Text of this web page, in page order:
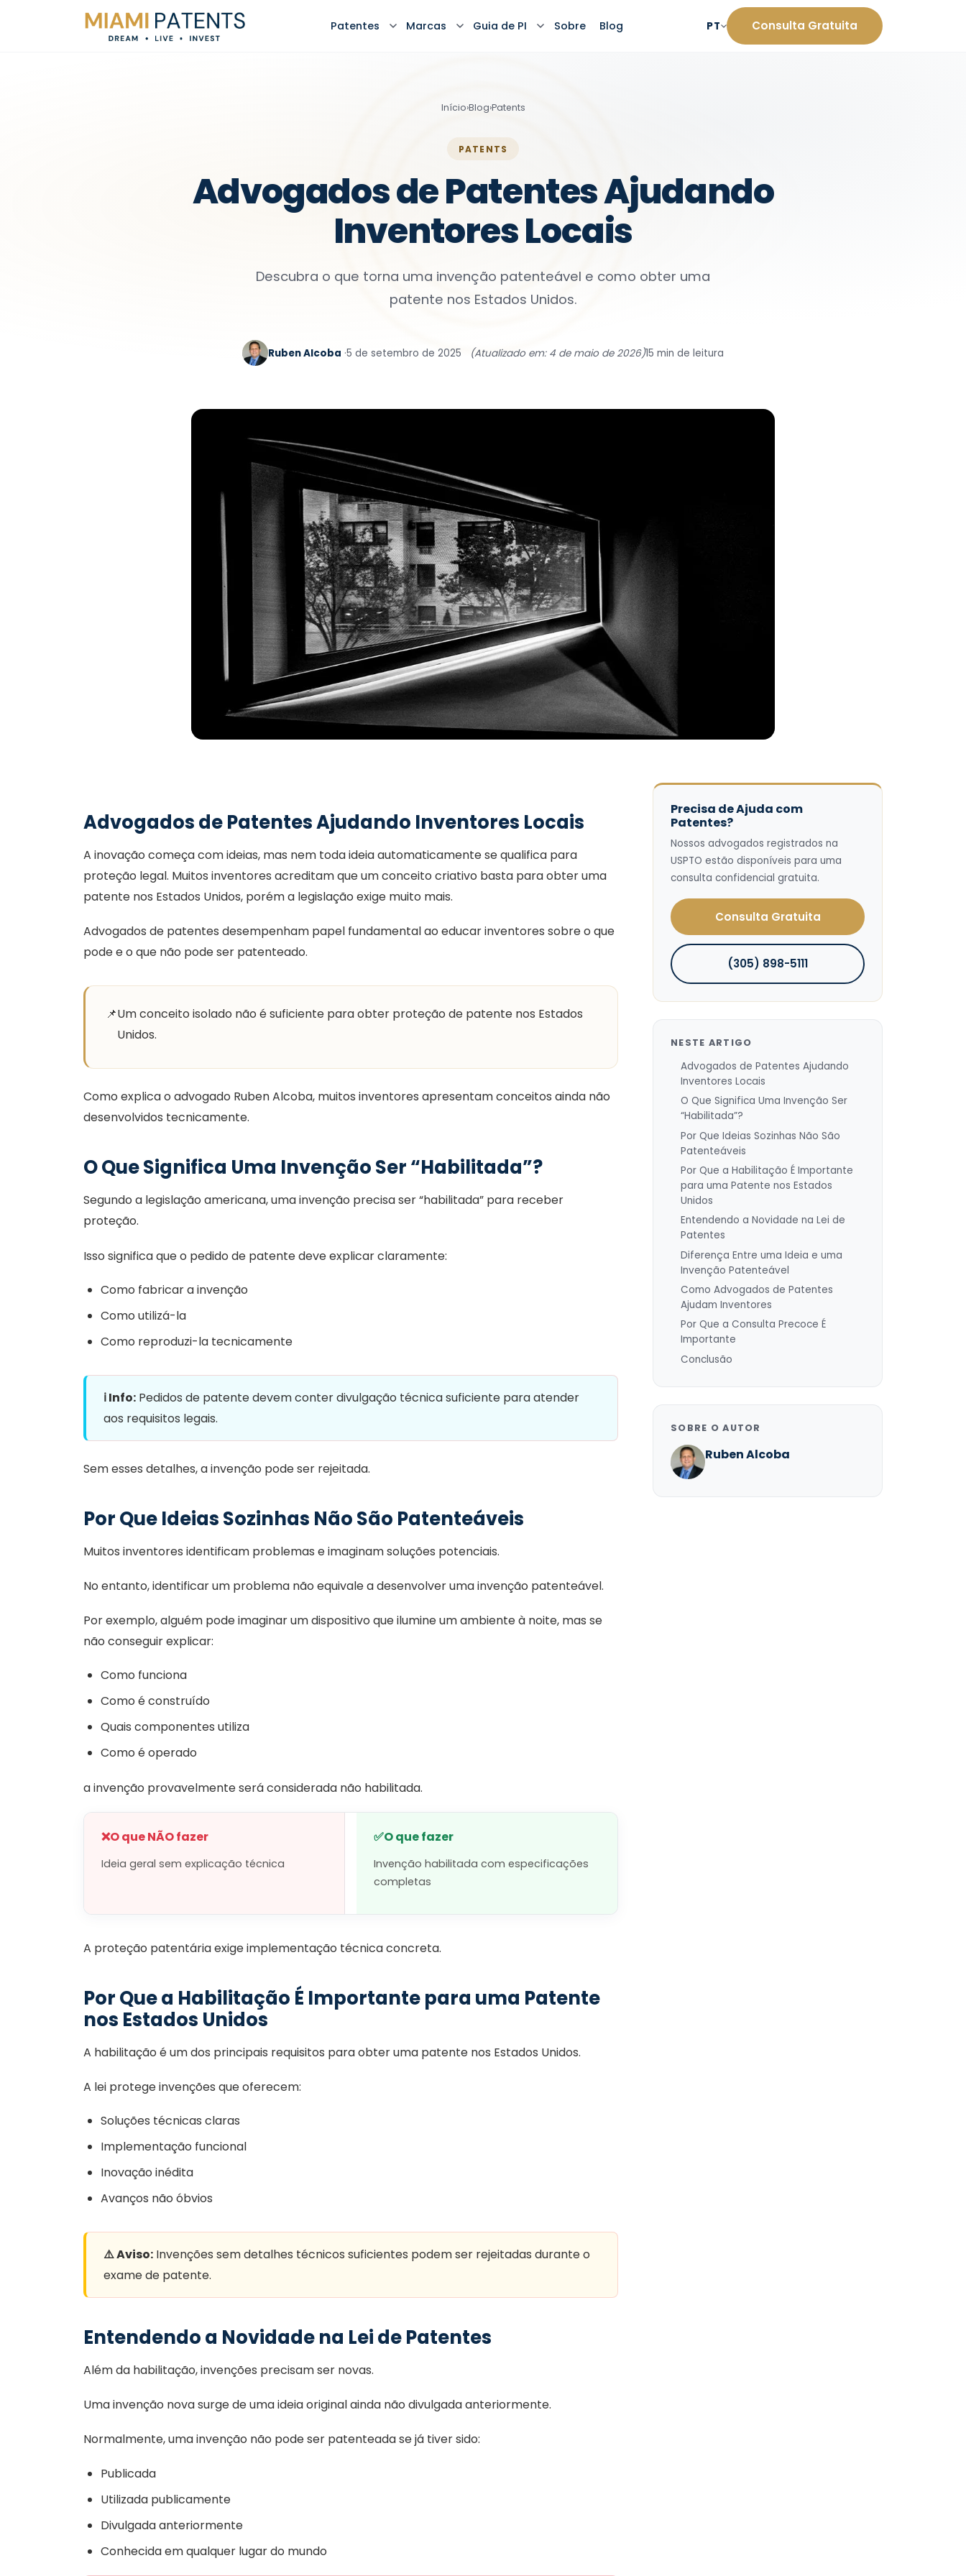
Patentes Marcas Guia de PI Sobre Blog PT Consulta Gratuita
Início›Blog›Patents
PATENTS
Advogados de Patentes Ajudando
Inventores Locais
Descubra o que torna uma invenção patenteável e como obter uma
patente nos Estados Unidos.
Ruben Alcoba ·5 de setembro de 2025 (Atualizado em: 4 de maio de 2026)15 min de leitura
Advogados de Patentes Ajudando Inventores Locais
A inovação começa com ideias, mas nem toda ideia automaticamente se qualifica para
proteção legal. Muitos inventores acreditam que um conceito criativo basta para obter uma
patente nos Estados Unidos, porém a legislação exige muito mais.
Advogados de patentes desempenham papel fundamental ao educar inventores sobre o que
pode e o que não pode ser patenteado.
📌Um conceito isolado não é suficiente para obter proteção de patente nos Estados
Unidos.
Como explica o advogado Ruben Alcoba, muitos inventores apresentam conceitos ainda não
desenvolvidos tecnicamente.
O Que Significa Uma Invenção Ser “Habilitada”?
Segundo a legislação americana, uma invenção precisa ser “habilitada” para receber
proteção.
Isso significa que o pedido de patente deve explicar claramente:
Como fabricar a invenção
Como utilizá-la
Como reproduzi-la tecnicamente
ℹ️ Info: Pedidos de patente devem conter divulgação técnica suficiente para atender
aos requisitos legais.
Sem esses detalhes, a invenção pode ser rejeitada.
Por Que Ideias Sozinhas Não São Patenteáveis
Muitos inventores identificam problemas e imaginam soluções potenciais.
No entanto, identificar um problema não equivale a desenvolver uma invenção patenteável.
Por exemplo, alguém pode imaginar um dispositivo que ilumine um ambiente à noite, mas se
não conseguir explicar:
Como funciona
Como é construído
Quais componentes utiliza
Como é operado
a invenção provavelmente será considerada não habilitada.
❌O que NÃO fazer
Ideia geral sem explicação técnica
✅O que fazer
Invenção habilitada com especificações
completas
A proteção patentária exige implementação técnica concreta.
Por Que a Habilitação É Importante para uma Patente
nos Estados Unidos
A habilitação é um dos principais requisitos para obter uma patente nos Estados Unidos.
A lei protege invenções que oferecem:
Soluções técnicas claras
Implementação funcional
Inovação inédita
Avanços não óbvios
⚠️ Aviso: Invenções sem detalhes técnicos suficientes podem ser rejeitadas durante o
exame de patente.
Entendendo a Novidade na Lei de Patentes
Além da habilitação, invenções precisam ser novas.
Uma invenção nova surge de uma ideia original ainda não divulgada anteriormente.
Normalmente, uma invenção não pode ser patenteada se já tiver sido:
Publicada
Utilizada publicamente
Divulgada anteriormente
Conhecida em qualquer lugar do mundo
Precisa de Ajuda com
Patentes?
Nossos advogados registrados na
USPTO estão disponíveis para uma
consulta confidencial gratuita.
Consulta Gratuita
(305) 898-5111
NESTE ARTIGO
Advogados de Patentes Ajudando
Inventores Locais
O Que Significa Uma Invenção Ser
“Habilitada”?
Por Que Ideias Sozinhas Não São
Patenteáveis
Por Que a Habilitação É Importante
para uma Patente nos Estados
Unidos
Entendendo a Novidade na Lei de
Patentes
Diferença Entre uma Ideia e uma
Invenção Patenteável
Como Advogados de Patentes
Ajudam Inventores
Por Que a Consulta Precoce É
Importante
Conclusão
SOBRE O AUTOR
Ruben Alcoba